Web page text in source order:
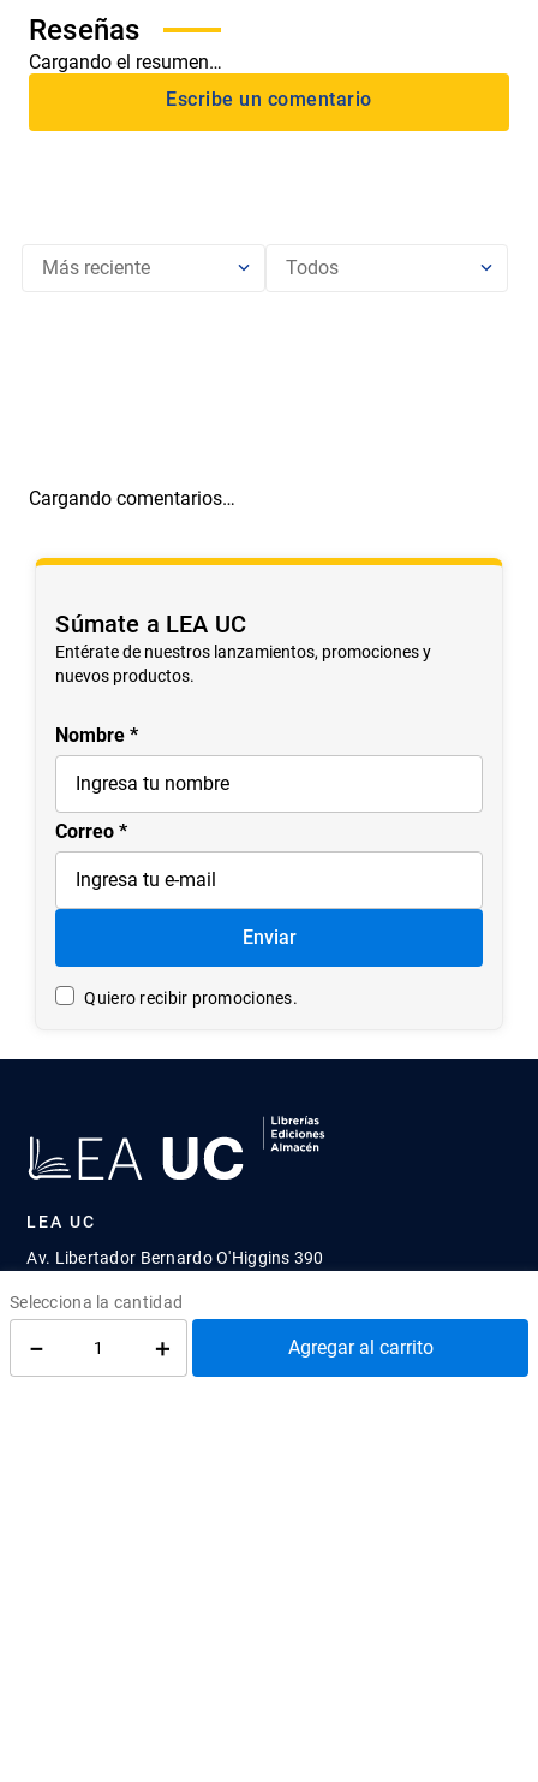
＋
－ Agregar al carrito
Cargando el resumen…
Más reciente Todos
Cargando comentarios…
Súmate a LEA UC
Entérate de nuestros lanzamientos, promociones y
nuevos productos.
Nombre
Correo
Enviar
Quiero recibir promociones.
LEA UC
Av. Libertador Bernardo O'Higgins 390
Ediciones UC
¿Cómo llegar?